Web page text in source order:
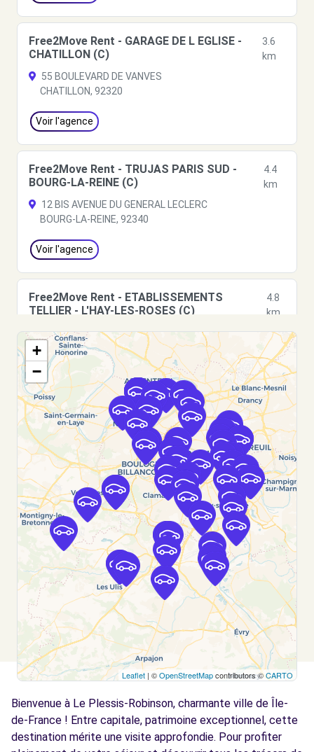
Free2Move Rent - GARAGE DE L EGLISE -
CHATILLON (C)
3.6
km
55 BOULEVARD DE VANVES
CHATILLON, 92320
Voir l'agence
Free2Move Rent - TRUJAS PARIS SUD -
BOURG-LA-REINE (C)
4.4
km
12 BIS AVENUE DU GENERAL LECLERC
BOURG-LA-REINE, 92340
Voir l'agence
Free2Move Rent - ETABLISSEMENTS
TELLIER - L'HAY-LES-ROSES (C)
4.8
km
81 AVENUE FLOUQUET
L'HAY-LES-ROSES, 94240
Voir l'agence
Free2Move Rent - VAL AUTOMOBILES -
CACHAN (C)
5.1
km
51 AVENUE ARISTIDE BRIAND
CACHAN, 94230
Voir l'agence
Free2move Rent - S&You - MALAKOFF (P)
5.4 km
105 BOULEVARD GABRIEL PERI
MALAKOFF, FR-92, 92240
Voir l'agence
Free2move Rent - S&You - MALAKOFF (C)
5.5 km
MALAKOFF, FR-92, 92240
Voir l'agence
+
−
Leaflet | ©OpenStreetMapcontributors ©CARTO
Bienvenue à Le Plessis-Robinson, charmante ville de Île-
de-France ! Entre capitale, patrimoine exceptionnel, cette
destination mérite une visite approfondie. Pour profiter